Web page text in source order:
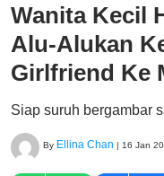
Wanita Kecil
Alu-Alukan
Girlfriend Ke
Siap suruh bergambar
By Ellina Chan | 16 Jan